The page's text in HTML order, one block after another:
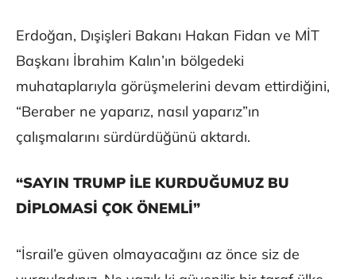
Erdoğan, Dışişleri Bakanı Hakan Fidan ve MİT
Başkanı İbrahim Kalın’ın bölgedeki
muhataplarıyla görüşmelerini devam ettirdiğini,
“Beraber ne yaparız, nasıl yaparız”ın
çalışmalarını sürdürdüğünü aktardı.
“SAYIN TRUMP İLE KURDUĞUMUZ BU
DİPLOMASİ ÇOK ÖNEMLİ”
“İsrail’e güven olmayacağını az önce siz de